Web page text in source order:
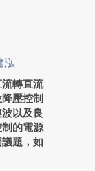
泓
轉直流
壓控制
以及良
的電源
題，如